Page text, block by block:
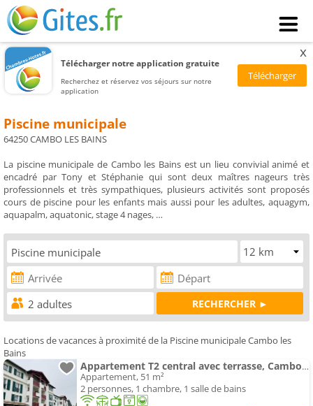
Télécharger notre application gratuite
Recherchez et réservez vos séjours sur notre
application
x
Piscine municipale
64250 CAMBO LES BAINS
La piscine municipale de Cambo les Bains est un lieu convivial animé et
encadré par Tony et Stéphanie qui sont deux maîtres nageurs très
professionnels et très sympathiques, plusieurs activités sont proposés
cours de piscine pour les enfants mais aussi pour les adultes, aquagym,
aquapalm, aquatonic, stage 4 nages, …
Locations de vacances à proximité de la Piscine municipale Cambo les
Bains
Appartement T2 central avec terrasse, Cambo-les-Bains - FR-1-495-5
Appartement, 51 m²
2 personnes, 1 chambre, 1 salle de bains